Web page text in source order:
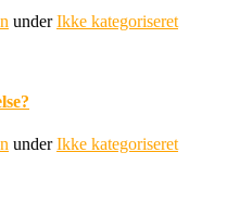
underIkke kategoriseret
underIkke kategoriseret